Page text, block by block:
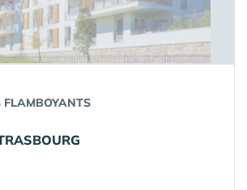
FLAMBOYANTS